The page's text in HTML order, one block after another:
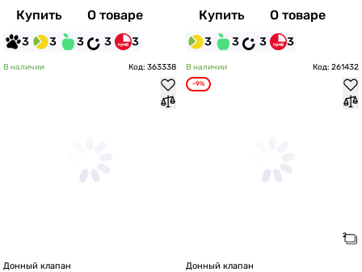
Купить О товаре
3 3 3 3 3
Купить О товаре
3 3 3 3
В наличии Код: 363338
Донный клапан
В наличии Код: 261432
-9%
Донный клапан